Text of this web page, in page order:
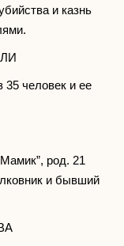
и казнь
35 человек и ее
род. 21
и бывший